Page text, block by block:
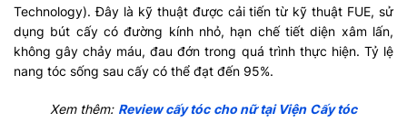
Technology). Đây là kỹ thuật được cải tiến từ kỹ thuật FUE, sử
dụng bút cấy có đường kính nhỏ, hạn chế tiết diện xâm lấn,
không gây chảy máu, đau đớn trong quá trình thực hiện. Tỷ lệ
nang tóc sống sau cấy có thể đạt đến 95%.
Xem thêm: Review cấy tóc cho nữ tại Viện Cấy tóc